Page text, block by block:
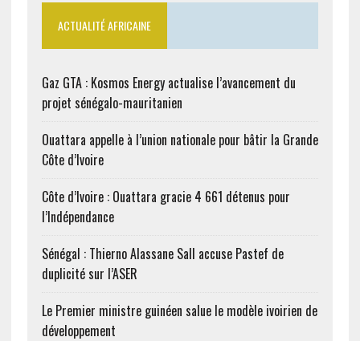
ACTUALITÉ AFRICAINE
Gaz GTA : Kosmos Energy actualise l’avancement du
projet sénégalo-mauritanien
Ouattara appelle à l’union nationale pour bâtir la Grande
Côte d’Ivoire
Côte d’Ivoire : Ouattara gracie 4 661 détenus pour
l’Indépendance
Sénégal : Thierno Alassane Sall accuse Pastef de
duplicité sur l’ASER
Le Premier ministre guinéen salue le modèle ivoirien de
développement